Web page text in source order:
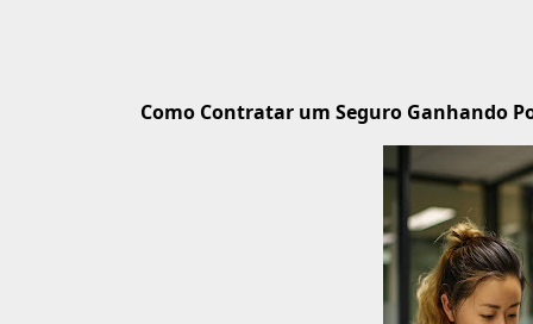
Como Contratar um Seguro Ganhando